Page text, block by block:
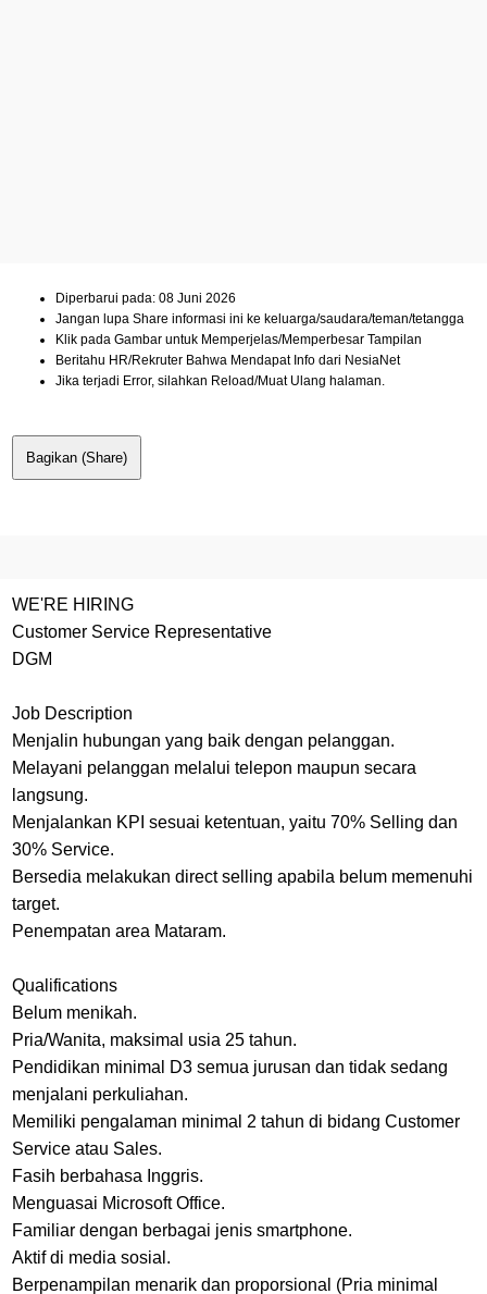
Diperbarui pada: 08 Juni 2026
Jangan lupa Share informasi ini ke keluarga/saudara/teman/tetangga
Klik pada Gambar untuk Memperjelas/Memperbesar Tampilan
Beritahu HR/Rekruter Bahwa Mendapat Info dari NesiaNet
Jika terjadi Error, silahkan Reload/Muat Ulang halaman.
Bagikan (Share)
WE'RE HIRING
Customer Service Representative
DGM
Job Description
Menjalin hubungan yang baik dengan pelanggan.
Melayani pelanggan melalui telepon maupun secara
langsung.
Menjalankan KPI sesuai ketentuan, yaitu 70% Selling dan
30% Service.
Bersedia melakukan direct selling apabila belum memenuhi
target.
Penempatan area Mataram.
Qualifications
Belum menikah.
Pria/Wanita, maksimal usia 25 tahun.
Pendidikan minimal D3 semua jurusan dan tidak sedang
menjalani perkuliahan.
Memiliki pengalaman minimal 2 tahun di bidang Customer
Service atau Sales.
Fasih berbahasa Inggris.
Menguasai Microsoft Office.
Familiar dengan berbagai jenis smartphone.
Aktif di media sosial.
Berpenampilan menarik dan proporsional (Pria minimal